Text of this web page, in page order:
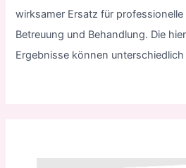
wirksamer Ersatz für
Betreuung und Behandlung. Die
Ergebnisse können unterschiedlich